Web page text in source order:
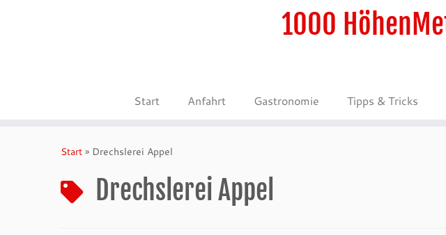
1000
Start Anfahrt Gastronomie Tipps & Tricks
Start » Drechslerei Appel
Drechslerei Appel